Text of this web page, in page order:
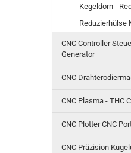
Kegeldorn -
Reduzierhülse
CNC Controller
Generator
CNC
CNC Plasma - THC
CNC Plotter CNC
CNC Präzision